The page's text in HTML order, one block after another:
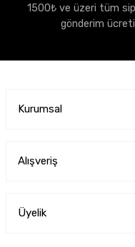
1500₺ ve üzeri tüm
gönderim
Kurumsal
Alışveriş
Üyelik